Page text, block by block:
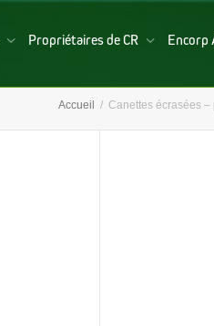
Propriétaires de CR Encorp
Accueil Canettes écrasées